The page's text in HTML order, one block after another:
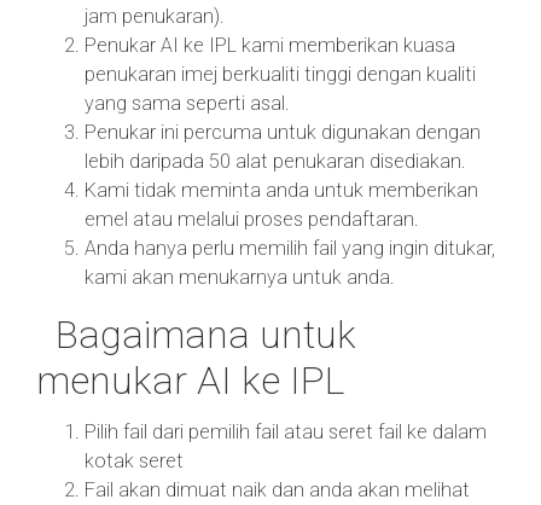
jam penukaran).
Penukar AI ke IPL kami memberikan kuasa
penukaran imej berkualiti tinggi dengan kualiti
yang sama seperti asal.
Penukar ini percuma untuk digunakan dengan
lebih daripada 50 alat penukaran disediakan.
Kami tidak meminta anda untuk memberikan
emel atau melalui proses pendaftaran.
Anda hanya perlu memilih fail yang ingin ditukar,
kami akan menukarnya untuk anda.
Bagaimana untuk
menukar AI ke IPL
Pilih fail dari pemilih fail atau seret fail ke dalam
kotak seret
Fail akan dimuat naik dan anda akan melihat